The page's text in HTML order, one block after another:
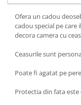
Ofera un cadou
cadou special pe
decora camera cu
Ceasurile sunt
Poate fi agatat pe
Protectia din fata este